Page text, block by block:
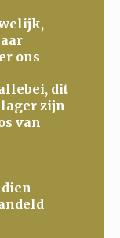
ons
dit
zijn
van